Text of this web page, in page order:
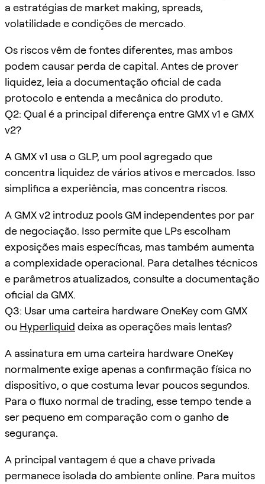
a estratégias de market making, spreads,
volatilidade e condições de mercado.
Os riscos vêm de fontes diferentes, mas ambos
podem causar perda de capital. Antes de prover
liquidez, leia a documentação oficial de cada
protocolo e entenda a mecânica do produto.
Q2: Qual é a principal diferença entre GMX v1 e GMX
v2?
A GMX v1 usa o GLP, um pool agregado que
concentra liquidez de vários ativos e mercados. Isso
simplifica a experiência, mas concentra riscos.
A GMX v2 introduz pools GM independentes por par
de negociação. Isso permite que LPs escolham
exposições mais específicas, mas também aumenta
a complexidade operacional. Para detalhes técnicos
e parâmetros atualizados, consulte a documentação
oficial da GMX.
Q3: Usar uma carteira hardware OneKey com GMX
ou Hyperliquid deixa as operações mais lentas?
A assinatura em uma carteira hardware OneKey
normalmente exige apenas a confirmação física no
dispositivo, o que costuma levar poucos segundos.
Para o fluxo normal de trading, esse tempo tende a
ser pequeno em comparação com o ganho de
segurança.
A principal vantagem é que a chave privada
permanece isolada do ambiente online. Para muitos